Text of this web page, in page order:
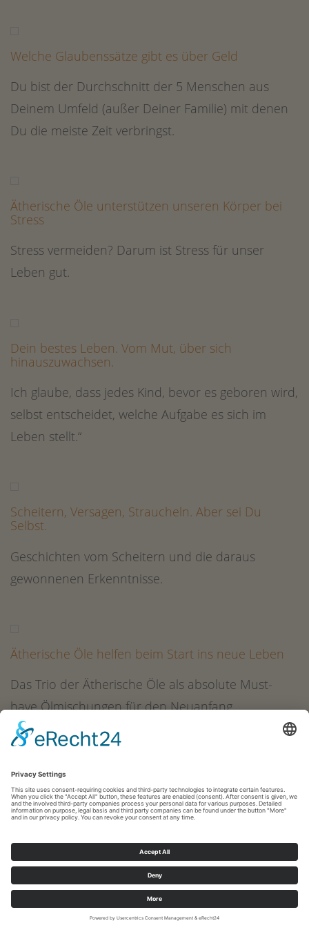
Welche Glaubenssätze gibt es über Geld
Du bist der Durchschnitt der 5 Menschen aus
Deinem Umfeld (außer Deiner Familie) mit denen
Du die meiste Zeit verbringst.
Ätherische Öle unterstützen unseren Körper bei
Stress
Stress vermeiden? Darum ist Stress für unser
Leben gut.
Dein bestes Leben. Vom Mut, über sich
hinauszuwachsen.
Ich glaube, dass jedes Kind, bevor es geboren wird,
selbst entscheidet, welche Aufgabe es sich im
Leben stellt.“
Scheitern, Versagen, Straucheln. Aber sei Du
Selbst.
Geschichten vom Scheitern und die daraus
gewonnenen Erkenntnisse.
Ätherische Öle helfen beim Start ins neue Leben
Das Trio der Ätherische Öle als absolute Must-
have Ölmischungen für den Neuanfang.
Seminar für Verkauf und
Persönlichkeitsentwicklung
Das erste Seminar, an dem ich teilgenommen
habe.
Welche Merkmale haben Krisen?